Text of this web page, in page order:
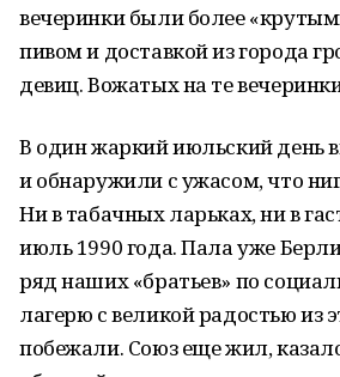
вечеринки были более
пивом и доставкой из города
девиц. Вожатых на те
В один жаркий июльский день
и обнаружили с ужасом, что
Ни в табачных ларьках, ни в
июль 1990 года. Пала уже
ряд наших «братьев» по
лагерю с великой радостью из
побежали. Союз еще жил,